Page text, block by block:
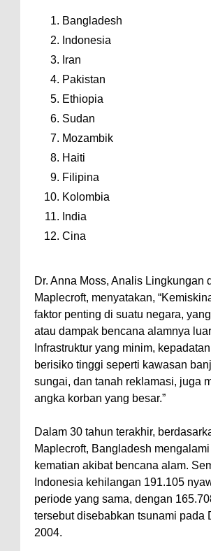
Bangladesh
Indonesia
Iran
Pakistan
Ethiopia
Sudan
Mozambik
Haiti
Filipina
Kolombia
India
Cina
Dr. Anna Moss, Analis Lingkungan
Maplecroft, menyatakan,
faktor penting di suatu negara,
atau dampak bencana alamnya
Infrastruktur yang minim,
berisiko tinggi seperti kawasan
sungai, dan tanah reklamasi, juga
angka korban yang besar.”
Dalam 30 tahun terakhir,
Maplecroft, Bangladesh
kematian akibat bencana alam.
Indonesia kehilangan 191.105
periode yang sama, dengan
tersebut disebabkan tsunami pada
2004.